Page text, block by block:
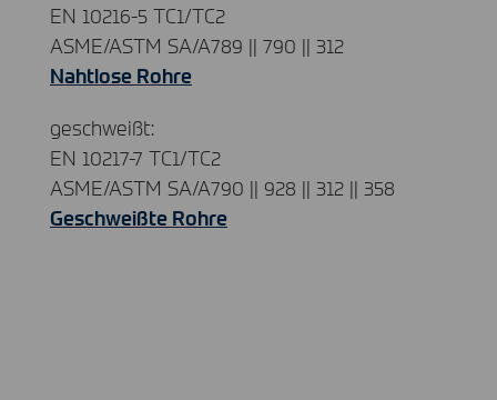
EN 10216-5 TC1/TC2
ASME/ASTM SA/A789 || 790 || 312
Nahtlose Rohre
geschweißt:
EN 10217-7 TC1/TC2
ASME/ASTM SA/A790 || 928 || 312 || 358
Geschweißte Rohre